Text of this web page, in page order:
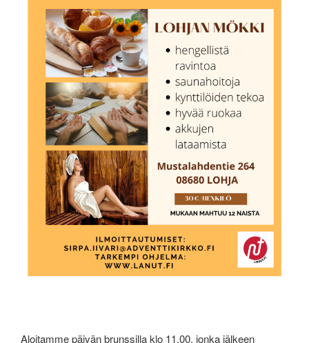
Aloitamme päivän brunssilla klo 11.00, jonka jälkeen